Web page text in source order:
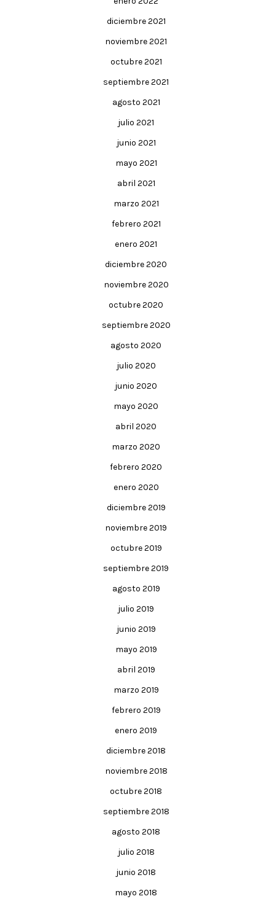
diciembre 2021
noviembre 2021
octubre 2021
septiembre 2021
agosto 2021
julio 2021
junio 2021
mayo 2021
abril 2021
marzo 2021
febrero 2021
enero 2021
diciembre 2020
noviembre 2020
octubre 2020
septiembre 2020
agosto 2020
julio 2020
junio 2020
mayo 2020
abril 2020
marzo 2020
febrero 2020
enero 2020
diciembre 2019
noviembre 2019
octubre 2019
septiembre 2019
agosto 2019
julio 2019
junio 2019
mayo 2019
abril 2019
marzo 2019
febrero 2019
enero 2019
diciembre 2018
noviembre 2018
octubre 2018
septiembre 2018
agosto 2018
julio 2018
junio 2018
mayo 2018